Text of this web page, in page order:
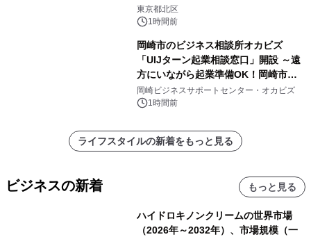
東京都北区
1時間前
岡崎市のビジネス相談所オカビズ
「UIJターン起業相談窓口」開設 ～遠
方にいながら起業準備OK！岡崎市を
挑戦者があつまるまちに～
岡崎ビジネスサポートセンター・オカビズ
1時間前
ライフスタイルの新着をもっと見る
ビジネスの新着 もっと見る
ハイドロキノンクリームの世界市場
（2026年～2032年）、市場規模（一